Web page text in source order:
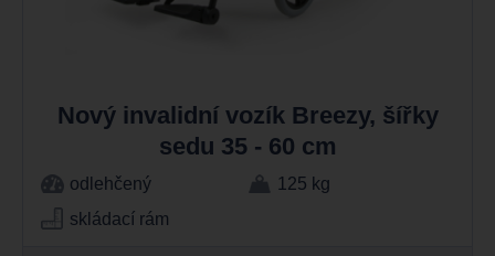
Nový invalidní vozík Breezy, šířky
sedu 35 - 60 cm
odlehčený
125 kg
skládací rám